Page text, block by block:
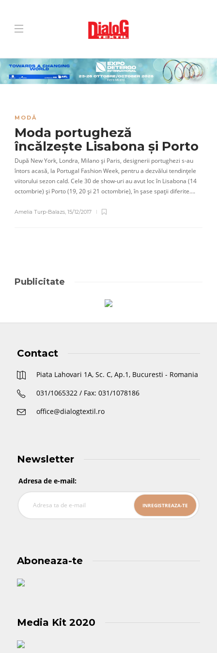
MODĂ
Moda portugheză
încălzește Lisabona și Porto
După New York, Londra, Milano și Paris, designerii portughezi s-au
întors acasă, la Portugal Fashion Week, pentru a dezvălui tendințele
viitorului sezon cald. Cele 30 de show-uri au avut loc în Lisabona (14
octombrie) și Porto (19, 20 și 21 octombrie), în șase spații diferite….
Amelia Turp-Balazs, 15/12/2017
Publicitate
Contact
Piata Lahovari 1A, Sc. C, Ap.1, Bucuresti - Romania
031/1065322 / Fax: 031/1078186
office@dialogtextil.ro
Newsletter
Adresa de e-mail:
Aboneaza-te
Media Kit 2020